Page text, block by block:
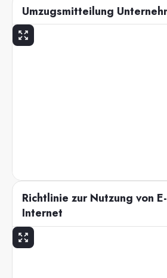
Umzugsmitteilung
Richtlinie zur Nutzung von
Internet